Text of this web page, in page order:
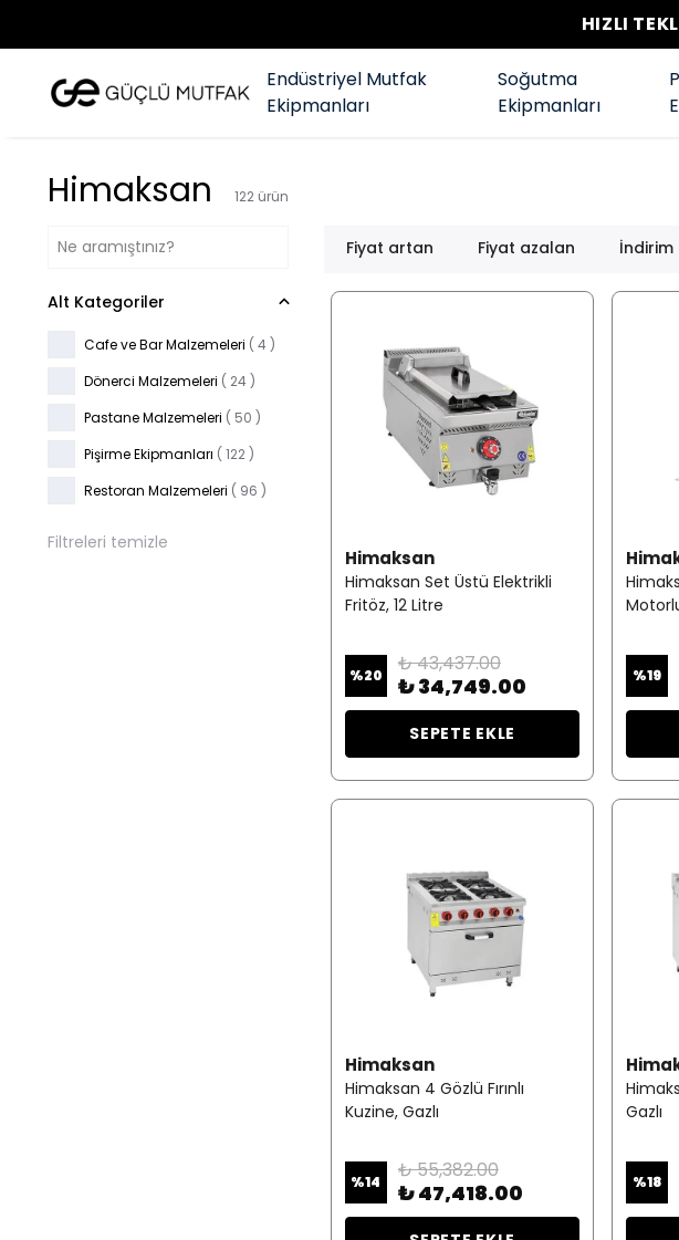
HIZLI
Endüstriyel Mutfak
Ekipmanları
Soğutma
Ekipmanları
Himaksan 122 ürün
Fiyat artan Fiyat azalan İndirim
Alt Kategoriler
Cafe ve Bar Malzemeleri ( 4)
Dönerci Malzemeleri ( 24)
Pastane Malzemeleri ( 50 )
Pişirme Ekipmanları ( 122)
Restoran Malzemeleri ( 96 )
Filtreleri temizle
Himaksan
Himaksan Set Üstü Elektrikli
Fritöz, 12 Litre
%20 ₺ 43,437.00
₺ 34,749.00
SEPETE EKLE
%19
Himaksan
Himaksan 4 Gözlü Fırınlı
Kuzine, Gazlı
%14 ₺ 55,382.00
₺ 47,418.00
Gazlı
%18